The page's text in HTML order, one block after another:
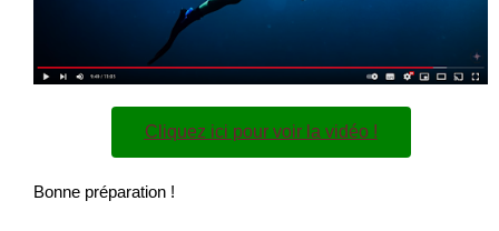
Cliquez ici pour voir la vidéo !
Bonne préparation !